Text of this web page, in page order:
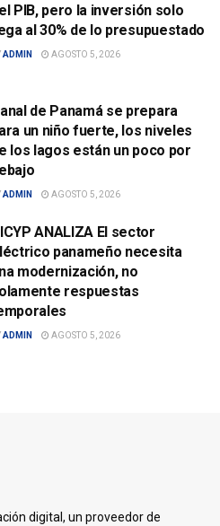
PIB, pero la inversión solo
al 30% de lo presupuestado
ADMIN AGOSTO 5, 2026
de Panamá se prepara
un niño fuerte, los niveles
los lagos están un poco por
ADMIN AGOSTO 5, 2026
ANALIZA El sector
panameño necesita
modernización, no
respuestas
ADMIN AGOSTO 5, 2026
digital, un proveedor de